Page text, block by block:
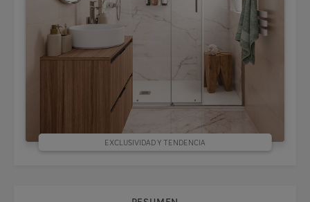
EXCLUSIVIDAD Y TENDENCIA